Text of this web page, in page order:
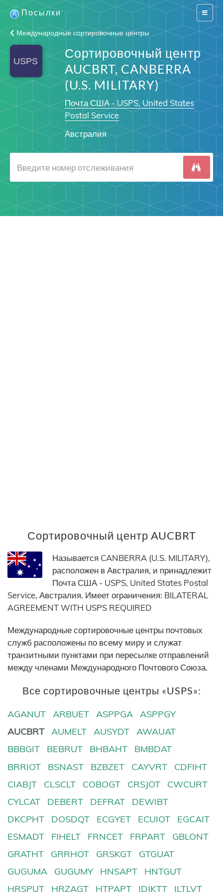
Switch
Посылки
Международные сортировочные центры
Сортировочный центр
AUCBRT, CANBERRA
(U.S. MILITARY)
Почта США - USPS, United States
Postal Service
Австралия
Сортировочный центр AUCBRT
Называется CANBERRA (U.S. MILITARY),
расположен в Австралия, и принадлежит
Почта США - USPS, United States Postal
Service, Австралия. Имеет ограничения: BILATERAL
AGREEMENT WITH USPS REQUIRED
Международные сортировочные центры почтовых
служб расположены по всему миру и служат
транзитными пунктами при пересылке отправлений
между членами Международного Почтового Союза.
Все сортировочные центры «USPS»:
AGANUT ARBUET ASPPGA
ASPPGY
AUCBRT
AUMELT AUSYDT
AWAUAT
BBBGIT
BEBRUT BHBAHT
BMBDAT
BRRIOT
BSNAST BZBZET CAYVRT
CDFIHT
CIABJT
CLSCLT COBOGT CRSJOT
CWCURT
CYLCAT
DEBERT DEFRAT
DEWIBT
DKCPHT
DOSDQT ECGYET ECUIOT
EGCAIT
ESMADT
FIHELT FRNCET FRPART
GBLONT
GRATHT
GRRHOT GRSKGT
GTGUAT
GUGUMA
GUGUMY HNSAPT
HNTGUT
HRSPUT
HRZAGT HTPAPT IDJKTT ILTLVT